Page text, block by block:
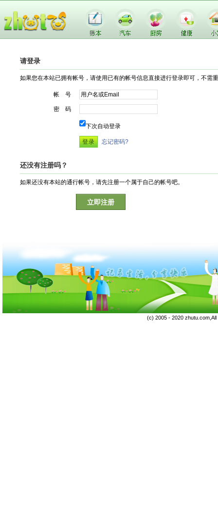
请登录
如果您在本站已拥有帐号，请使用已有的帐号信息直接进行登录即可，不需
帐 号
密 码
下次自动登录
忘记密码?
还没有注册吗？
如果还没有本站的通行帐号，请先注册一个属于自己的帐号吧。
立即注册
(c) 2005 - 2020